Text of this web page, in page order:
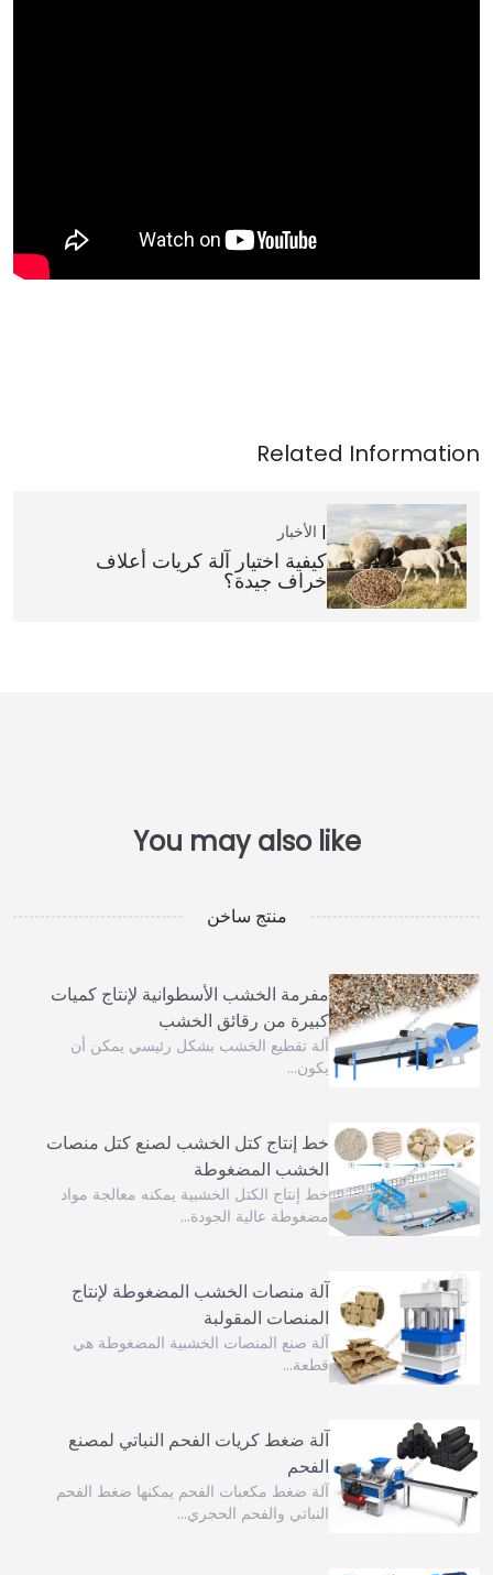
الأخبار
كيفية اختيار آلة كريات أعلاف
خراف جيدة؟
منتج ساخن
مفرمة الخشب الأسطوانية لإنتاج كميات
كبيرة من رقائق الخشب
آلة تقطيع الخشب بشكل رئيسي يمكن أن
يكون…
خط إنتاج كتل الخشب لصنع كتل منصات
الخشب المضغوطة
خط إنتاج الكتل الخشبية يمكنه معالجة مواد
مضغوطة عالية الجودة…
آلة منصات الخشب المضغوطة لإنتاج
المنصات المقولبة
آلة صنع المنصات الخشبية المضغوطة هي
قطعة…
آلة ضغط كريات الفحم النباتي لمصنع
الفحم
آلة ضغط مكعبات الفحم يمكنها ضغط الفحم
النباتي والفحم الحجري…